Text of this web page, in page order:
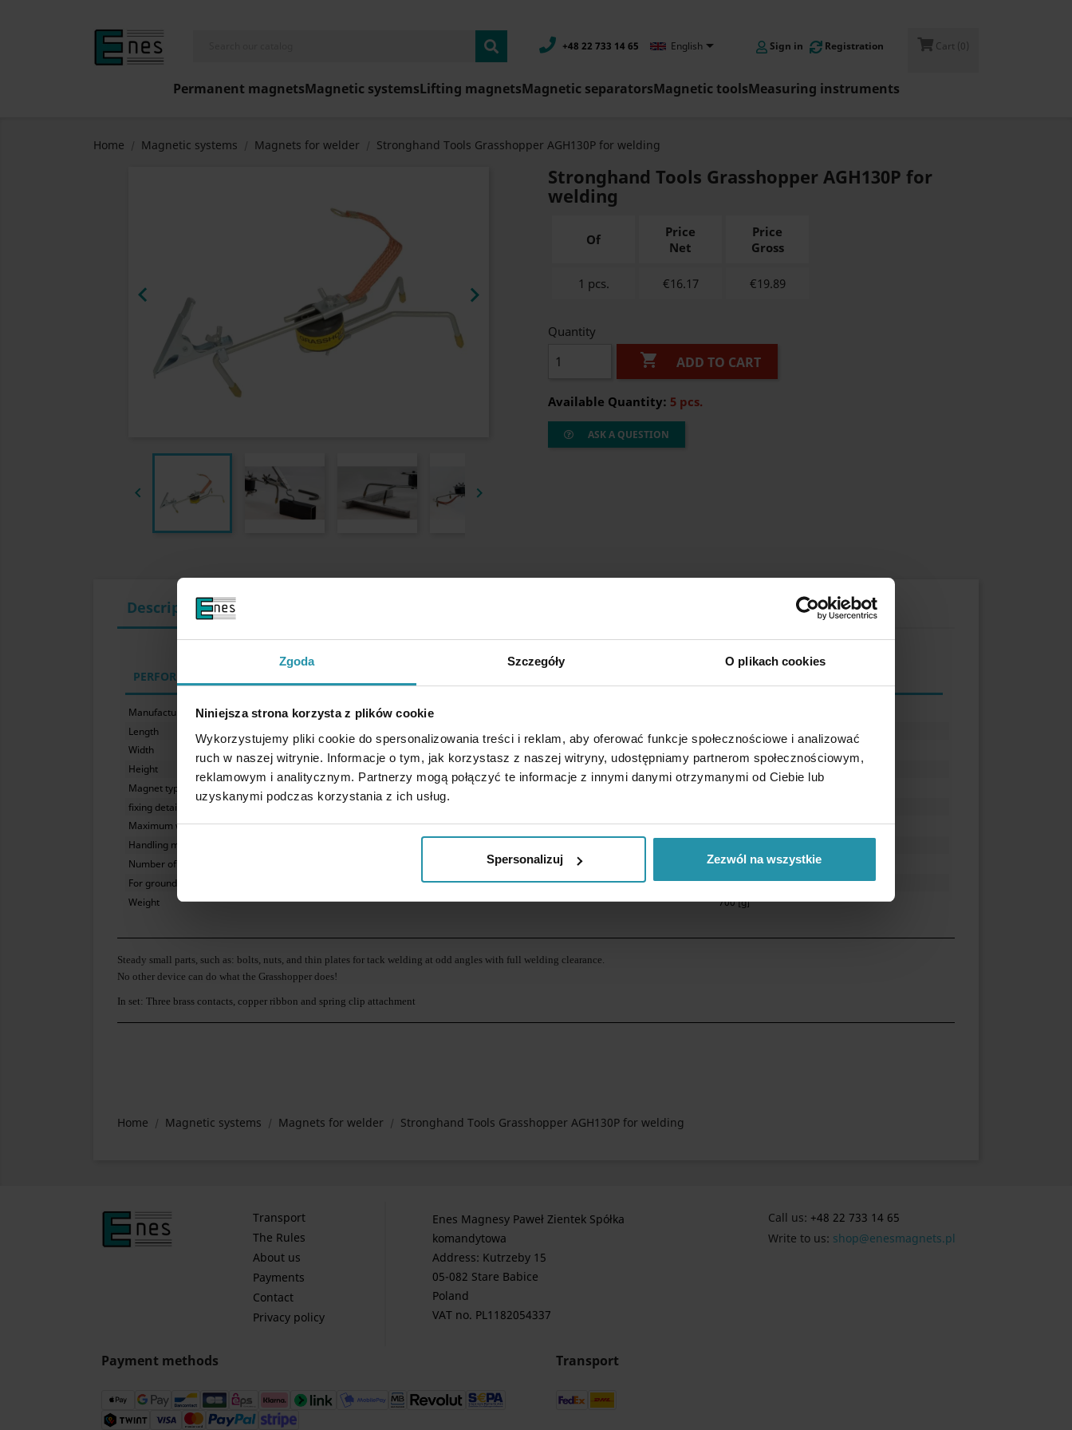
Zgoda Szczegóły O plikach cookies
Niniejsza strona korzysta z plików cookie
Wykorzystujemy pliki cookie do spersonalizowania treści i reklam, aby oferować funkcje społecznościowe i analizować
ruch w naszej witrynie. Informacje o tym, jak korzystasz z naszej witryny, udostępniamy partnerom społecznościowym,
reklamowym i analitycznym. Partnerzy mogą połączyć te informacje z innymi danymi otrzymanymi od Ciebie lub
uzyskanymi podczas korzystania z ich usług.
Spersonalizuj Zezwól na wszystkie
+48 22 733 14 65 English Sign in Registration Cart (0)
Permanent magnetsMagnetic systemsLifting magnetsMagnetic separatorsMagnetic toolsMeasuring instruments
Home Magnetic systems Magnets for welder Stronghand Tools Grasshopper AGH130P for welding
 
 
Stronghand Tools Grasshopper AGH130P for
welding
Of
Price
Net
Price
Gross
1 pcs. €16.17 €19.89
Quantity
 ADD TO CART
Available Quantity: 5 pcs.
ASK A QUESTION
Description
PERFORMANCE PARAMETERS
Manufacturer
Length
300 [mm]
Width
Height
100 [mm]
Magnet type
another
fixing details angle - range
Maximum working temperature
250 [°C]
Handling mode
Number of axis to attach details
2
For grounding
yes
Weight
700 [g]
Steady small parts, such as: bolts, nuts, and thin plates for tack welding at odd angles with full welding clearance.
No other device can do what the Grasshopper does!
In set: Three brass contacts, copper ribbon and spring clip attachment
Home Magnetic systems Magnets for welder Stronghand Tools Grasshopper AGH130P for welding
Transport
The Rules
About us
Payments
Contact
Privacy policy
Enes Magnesy Paweł Zientek Spółka
komandytowa
Address: Kutrzeby 15
05-082 Stare Babice
Poland
VAT no. PL1182054337
Call us: +48 22 733 14 65
Write to us: shop@enesmagnets.pl
Payment methods Transport